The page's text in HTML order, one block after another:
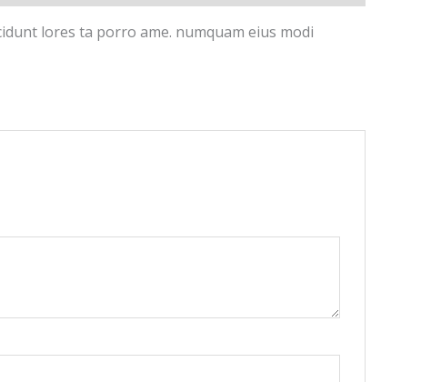
lores ta porro ame. numquam eius modi